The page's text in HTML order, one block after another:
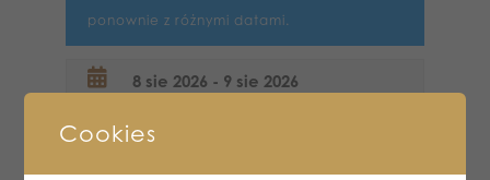
ponownie z różnymi datami.
Cookies